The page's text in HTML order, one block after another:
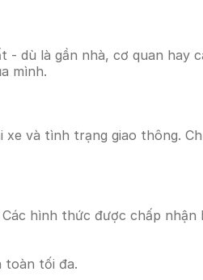
- dù là gần nhà, cơ quan hay
mình.
và tình trạng giao thông.
hình thức được chấp nhận
toàn tối đa.